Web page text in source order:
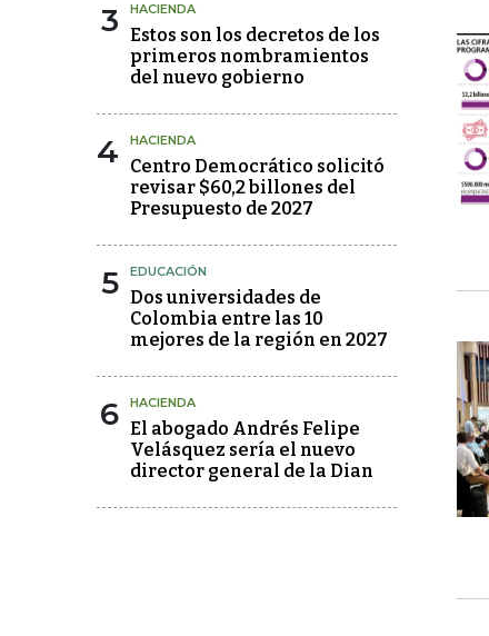
3 HACIENDA
Estos son los decretos de los
primeros nombramientos
del nuevo gobierno
4 HACIENDA
Centro Democrático solicitó
revisar $60,2 billones del
Presupuesto de 2027
5 EDUCACIÓN
Dos universidades de
Colombia entre las 10
mejores de la región en 2027
6 HACIENDA
El abogado Andrés Felipe
Velásquez sería el nuevo
director general de la Dian